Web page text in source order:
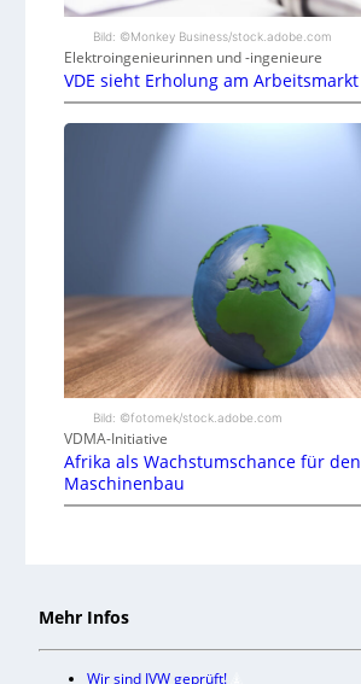
Bild: ©Monkey Business/stock.adobe.com
Elektroingenieurinnen und -ingenieure
VDE sieht Erholung am Arbeitsmarkt
Bild: ©fotomek/stock.adobe.com
VDMA-Initiative
Afrika als Wachstumschance für den
Maschinenbau
Mehr Infos
Wir sind IVW geprüft!